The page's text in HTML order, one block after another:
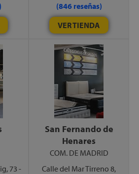
(846 reseñas)
VER TIENDA
73 -
San Fernando de
Henares
COM. DE MADRID
Calle del Mar Tirreno 8,